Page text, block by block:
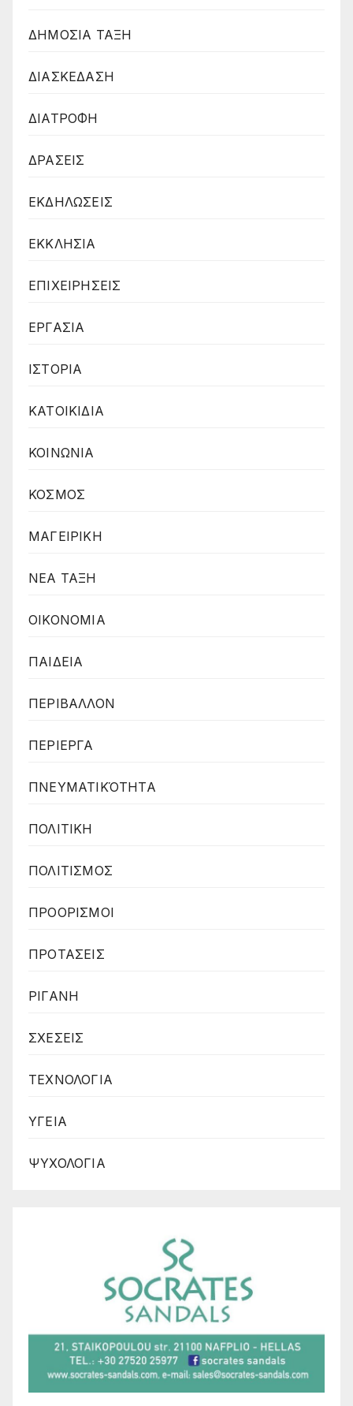
ΔΗΜΟΣΙΑ ΤΑΞΗ
ΔΙΑΣΚΕΔΑΣΗ
ΔΙΑΤΡΟΦΗ
ΔΡΑΣΕΙΣ
ΕΚΔΗΛΩΣΕΙΣ
ΕΚΚΛΗΣΙΑ
ΕΠΙΧΕΙΡΗΣΕΙΣ
ΕΡΓΑΣΙΑ
ΙΣΤΟΡΙΑ
ΚΑΤΟΙΚΙΔΙΑ
ΚΟΙΝΩΝΙΑ
ΚΟΣΜΟΣ
ΜΑΓΕΙΡΙΚΗ
ΝΕΑ ΤΑΞΗ
ΟΙΚΟΝΟΜΙΑ
ΠΑΙΔΕΙΑ
ΠΕΡΙΒΑΛΛΟΝ
ΠΕΡΙΕΡΓΑ
ΠΝΕΥΜΑΤΙΚΌΤΗΤΑ
ΠΟΛΙΤΙΚΗ
ΠΟΛΙΤΙΣΜΟΣ
ΠΡΟΟΡΙΣΜΟΙ
ΠΡΟΤΑΣΕΙΣ
ΡΙΓΑΝΗ
ΣΧΕΣΕΙΣ
ΤΕΧΝΟΛΟΓΙΑ
ΥΓΕΙΑ
ΨΥΧΟΛΟΓΙΑ